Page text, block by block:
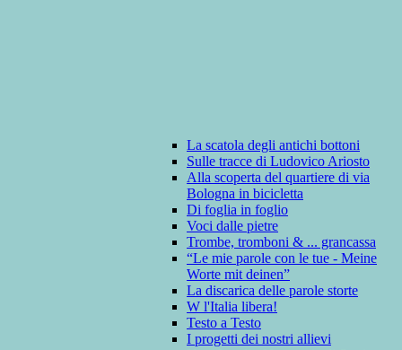
La scatola degli antichi bottoni
Sulle tracce di Ludovico Ariosto
Alla scoperta del quartiere di via
Bologna in bicicletta
Di foglia in foglio
Voci dalle pietre
Trombe, tromboni & ... grancassa
“Le mie parole con le tue - Meine
Worte mit deinen”
La discarica delle parole storte
W l'Italia libera!
Testo a Testo
I progetti dei nostri allievi